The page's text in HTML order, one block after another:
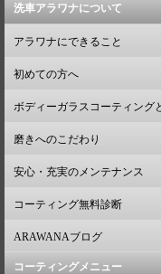
洗車アラワナについて
アラワナにできること
初めての方へ
ボディーガラスコーティング
磨きへのこだわり
安心・充実のメンテナンス
コーティング無料診断
ARAWANAブログ
コーティングメニュー